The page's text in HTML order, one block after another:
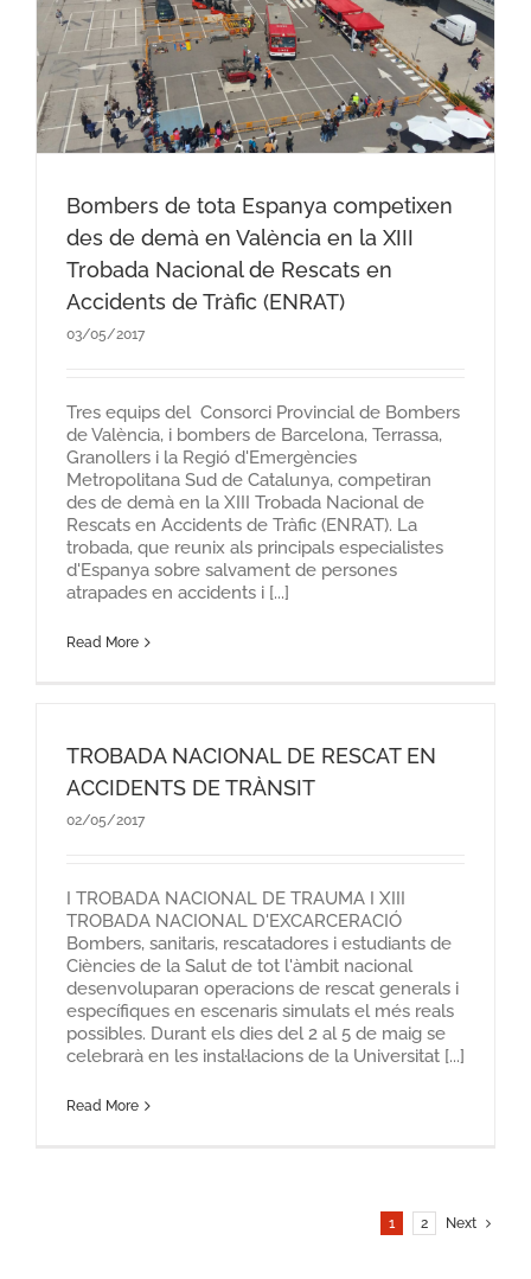
Bombers de tota Espanya competixen
des de demà en València en la XIII
Trobada Nacional de Rescats en
Accidents de Tràfic (ENRAT)
03/05/2017
​Tres equips del Consorci Provincial de ​Bombers
de​ València, i bombers de Barcelona, Terrassa,
Granollers i la Regió d'Emergències
Metropolitana Sud de Catalunya, competiran
des de demà en la XIII Trobada Nacional de
Rescats en Accidents de Tràfic (ENRAT). La
trobada, que reunix als principals especialistes
d'Espanya sobre salvament de persones
atrapades en accidents i [...]
Read More
TROBADA NACIONAL DE RESCAT EN
ACCIDENTS DE TRÀNSIT
02/05/2017
I TROBADA NACIONAL DE TRAUMA I XIII
TROBADA NACIONAL D'EXCARCERACIÓ
Bombers, sanitaris, rescatadores i estudiants de
Ciències de la Salut de tot l'àmbit nacional
desenvoluparan operacions de rescat generals i
específiques en escenaris simulats el més reals
possibles. Durant els dies del 2 al 5 de maig se
celebrarà en les instal·lacions de la Universitat [...]
Read More
1 2 Next